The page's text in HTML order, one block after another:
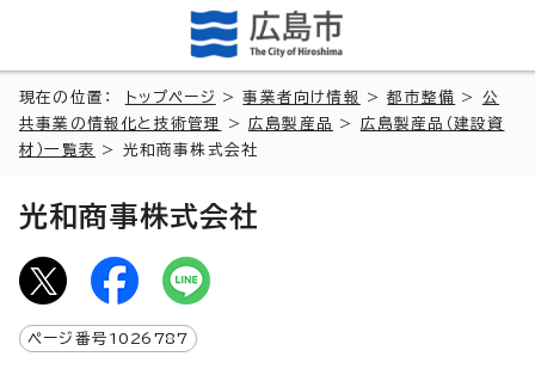
現在の位置： トップページ >事業者向け情報 >都市整備 > 公
共事業の情報化と技術管理
>広島製産品 > 広島製産品（建設資
材）一覧表
> 光和商事株式会社
光和商事株式会社
ページ番号 1026787